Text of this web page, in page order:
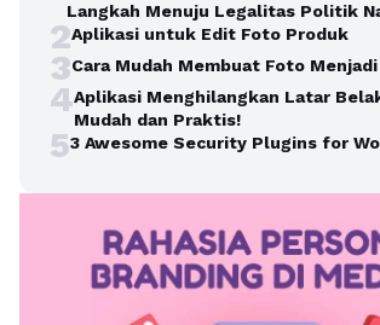
Langkah Menuju Legalitas Politik
2Aplikasi untuk Edit Foto Produk
3Cara Mudah Membuat Foto
4Aplikasi Menghilangkan Latar
Mudah dan Praktis!
53 Awesome Security Plugins for